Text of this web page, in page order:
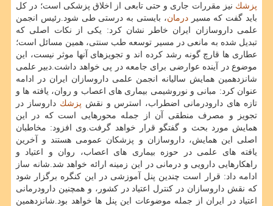
پزشك نیز مقررات جاری و حتی تابعی از اخلاق پزشكی است؛ در كل
باید گفت كه مسیردرمان، بایستی به درستی طی شود.رئیس انجمن
علمی داروسازان ایران خاطر نشان كرد: یكی از نكات اصلی كه
تبدیل شده به مانعی در مسیر توسعه طب سنتی، همین مسائل است؛
عطاری ها قارچ گونه رشد كرده اند و تجویزهای آنها موثر نیست، این
موضوع در آینده عوارضی برای جامعه در پی خواهد داشت.دبیر علمی
شانزدهمین همایش سالیانه انجمن علمی داروسازان ایران در ادامه
عنوان كرد: مبانی و نوروشیمی بیماری های اعصاب و روان، یافته ها و
تازه های دارودرمانی اضطراب، استرس و نقش پزشك داروساز در
تجویز و مصرف منطقی آن از جمله محورهایی است كه در این
همایش مورد بحث و گفتگو قرار خواهد گرفت.وی افزود: مخاطبان
اصلی این همایش، داروسازان و پزشكان عمومی هستند و آخرین
یافته های علمی در حوزه بیماری های اعصاب، روان و اعتیاد و
راهكارهایی دارویی و درمانی در این زمینه ارائه خواهد شد.شانه ساز
ادامه داد: قرار است چندین پنل آموزشی در این كنگره برگزار شود
كه نقش داروسازان در كنترل اعتیاد در كشور، و همچنین دارودرمانی
اعتیاد در ایران از جمله موضوعات این پنل ها خواهد بود.شانزدهمین